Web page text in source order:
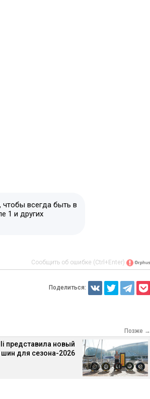
чтобы всегда быть в
1 и других
Сообщить об ошибке (Ctrl+Enter)
Поделиться:
Позже →
представила новый
шин для сезона-2026